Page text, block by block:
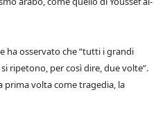
ha osservato che “tutti i grandi
ripetono, per così dire, due volte”.
prima volta come tragedia, la